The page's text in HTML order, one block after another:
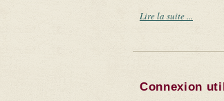
Lire la suite ...
Connexion